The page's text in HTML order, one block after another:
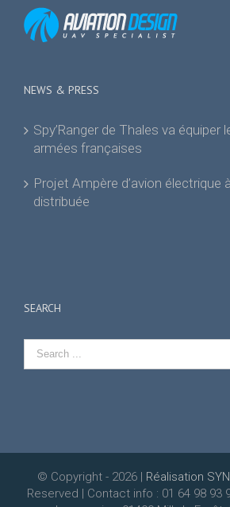
NEWS & PRESS
Spy’Ranger de Thales va équiper
armées françaises
Projet Ampère d’avion électrique
distribuée
SEARCH
© Copyright - 2026 | Réalisation
Reserved | Contact info : 01 64 98 93